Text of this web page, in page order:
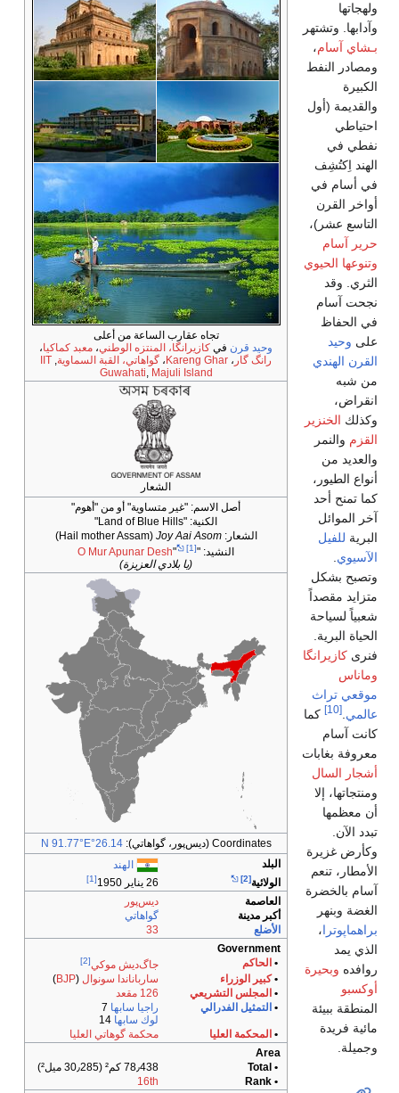
تجاه عقارب الساعة من أعلى
وحيد قرن فيكازيرانگا، المنتزه الوطني،معبد كماكيا،
رانگ گار، Kareng Ghar،گواهاتي، القبة السماوية,
IIT
Guwahati,Majuli Island
الشعار
أصل الاسم: "غير متساوية" أو من "أهوم"
الكنية:"Land of Blue Hills"
الشعار:Joy Aai Asom
(Hail mother Assam)
النشيد: "
O Mur Apunar Desh" [1]
(يا بلادي العزيزة)
Coordinates (ديس‌پور، گواهاتي):
26.14°N 91.77°E
الهند
الولائية [2]
[1]
العاصمة
ديس‌پور
أكبر مدينة
گواهاتي
الأضلع
Government
الحاكم جاگ‌ديش موكي
كبير الوزراء سارباناندا سونوال(
BJP
)
المجلس التشريعي
التمثيل الفدرالي راجيا سابها7
لوك سابها14
المحكمة العليا
محكمة گوهاتي العليا
Area
78٫438 كم² (30٫285 ميل²)
ولهجاتها
وآدابها. وتشتهر
بـشاي آسام،
ومصادر النفط
الكبيرة
والقديمة (أول
احتياطي
نفطي في
الهند اِكتُشِف
في أسام في
أواخر القرن
التاسع عشر)،
حرير آسام
وتنوعها الحيوي
الثري. وقد
نجحت آسام
في الحفاظ
علىوحيد
القرن الهندي
من شبه
انقراض،
وكذلكالخنزير
القزموالنمر
والعديد من
أنواع الطيور،
كما تمنح أحد
آخر الموائل
البريةللفيل
الآسيوي.
وتصبح بشكل
متزايد مقصداً
شعبياً لسياحة
الحياة البرية.
فنرىكازيرانگا
وماناس
موقعي تراث
عالمي.
كما
كانت آسام
معروفة بغابات
أشجار السال
ومنتجاتها، إلا
أن معظمها
تبدد الآن.
وكأرض غزيرة
الأمطار، تنعم
آسام بالخضرة
الغضة وبنهر
براهماپوترا،
الذي يمد
روافدهوبحيرة
أوكسبو
المنطقة ببيئة
مائية فريدة
وجميلة.